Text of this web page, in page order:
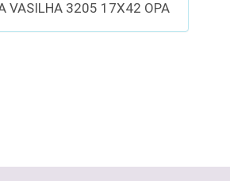
VASILHA 3205 17X42 OPA